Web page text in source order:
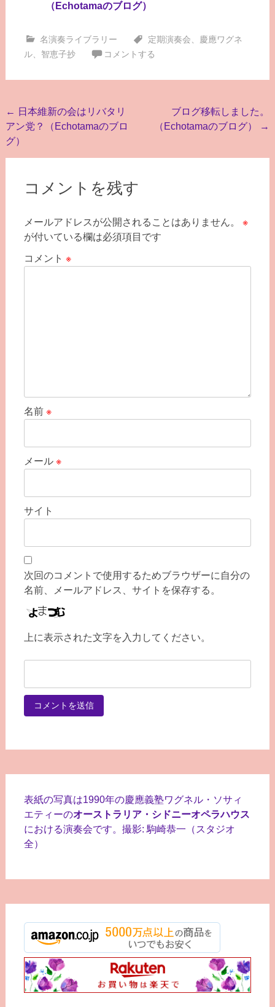
（Echotamaのブログ）
名演奏ライブラリー 定期演奏会
慶應ワグネ
ル、 智恵子抄 コメントする
投
稿
← 日本維新の会はリバタリ
アン党？（Echotamaのブロ
グ）
ブログ移転しました。
（Echotamaのブログ）
→
コメントを残す
メールアドレスが公開されることはありません。
※
が付いている欄は必須項目です
コメント ※
名前 ※
メール ※
サイト
次回のコメントで使用するためブラウザーに自分の
名前、メールアドレス、サイトを保存する。
上に表示された文字を入力してください。
表紙の写真は1990年の慶應義塾ワグネル・ソサィ
エティーのオーストラリア・シドニーオペラハウス
における演奏会です。撮影: 駒崎恭一（スタジオ
全）